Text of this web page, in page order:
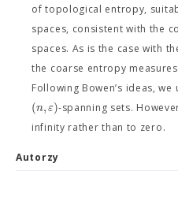
of topological entropy,
spaces, consistent with the
spaces. As is the case with
the coarse entropy
Following Bowen’s ideas, we
(n,ε)-spanning sets.
infinity rather than to zero.
Autorzy